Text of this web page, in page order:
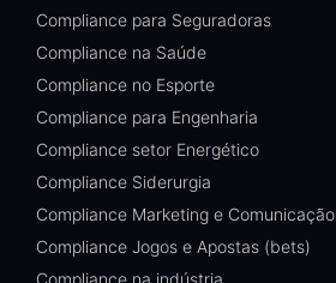
Compliance para Seguradoras
Compliance na Saúde
Compliance no Esporte
Compliance para Engenharia
Compliance setor Energético
Compliance Siderurgia
Compliance Marketing e Comunicação
Compliance Jogos e Apostas (bets)